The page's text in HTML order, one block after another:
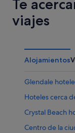
Te
viajes
Alojamientos
Glendale
Hoteles cerca
Crystal Beach
Centro de la